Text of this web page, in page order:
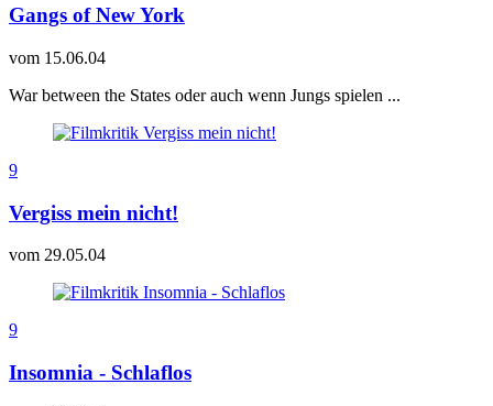
Gangs of New York
vom 15.06.04
War between the States oder auch wenn Jungs spielen ...
9
Vergiss mein nicht!
vom 29.05.04
9
Insomnia - Schlaflos